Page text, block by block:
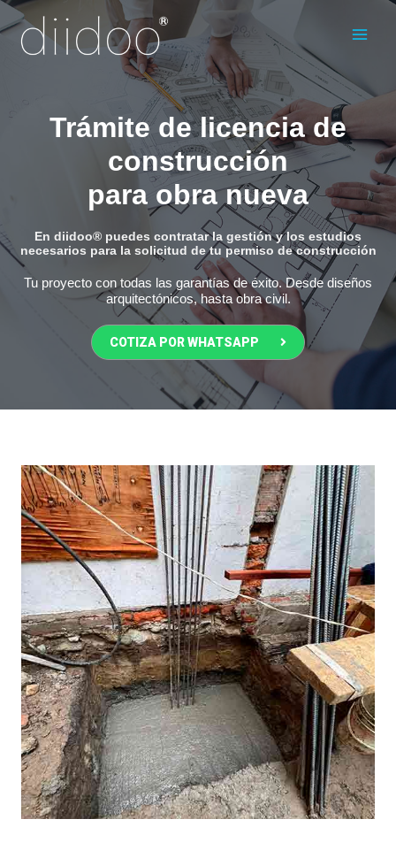
al
contenido
Trámite de licencia de
construcción
para obra nueva
En diidoo® puedes contratar la gestión y los estudios
necesarios para la solicitud de tu permiso de construcción
Tu proyecto con todas las garantías de éxito. Desde diseños
arquitectónicos, hasta obra civil.
COTIZA POR WHATSAPP